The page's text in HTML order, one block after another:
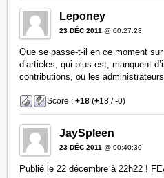
Leponey
23 DÉC 2011 @ 00:27:23
Que se passe-t-il en ce moment
d’articles, qui plus est, manquent
contributions, ou les
Score :+18 (+18 /-0)
JaySpleen
23 DÉC 2011 @ 00:40:30
Publié le 22 décembre à 22h22 !